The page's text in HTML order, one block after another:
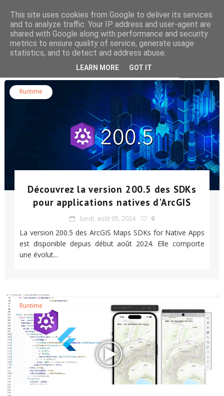
Rechercher dans le blog
Runtime
Découvrez la version 200.5 des SDKs
pour applications natives d'ArcGIS
lundi, août 05, 2024 0
La version 200.5 des ArcGIS Maps SDKs for Native Apps
est disponible depuis début août 2024. Elle comporte
une évolut...
Runtime
This site uses cookies from Google to deliver its services
and to analyze traffic. Your IP address and user-agent are
shared with Google along with performance and security
metrics to ensure quality of service, generate usage
statistics, and to detect and address abuse.
LEARN MORE GOT IT